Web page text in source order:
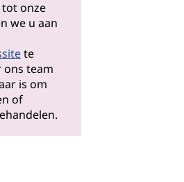
onze
we u aan
te
ons team
is om
of